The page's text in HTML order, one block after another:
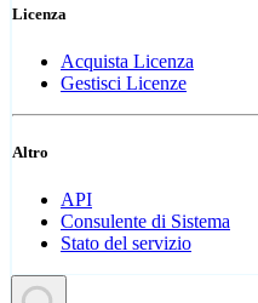
Licenza
Acquista Licenza
Gestisci Licenze
Altro
API
Consulente di Sistema
Stato del servizio